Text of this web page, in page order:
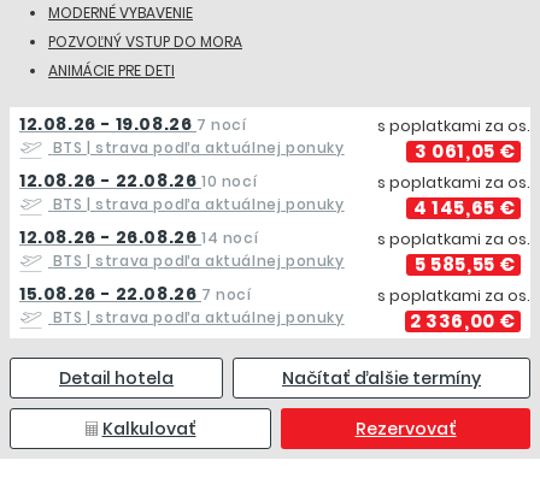
MODERNÉ VYBAVENIE
POZVOĽNÝ VSTUP DO MORA
ANIMÁCIE PRE DETI
12.08.26 - 19.08.26 7 nocí
BTS| strava podľa aktuálnej ponuky
s poplatkami za os.
3 061,05 €
12.08.26 - 22.08.26 10 nocí
BTS| strava podľa aktuálnej ponuky
s poplatkami za os.
4 145,65 €
12.08.26 - 26.08.26 14 nocí
BTS| strava podľa aktuálnej ponuky
s poplatkami za os.
5 585,55 €
15.08.26 - 22.08.26 7 nocí
BTS| strava podľa aktuálnej ponuky
s poplatkami za os.
2 336,00 €
Detail hotela Načítať ďalšie termíny
Kalkulovať Rezervovať